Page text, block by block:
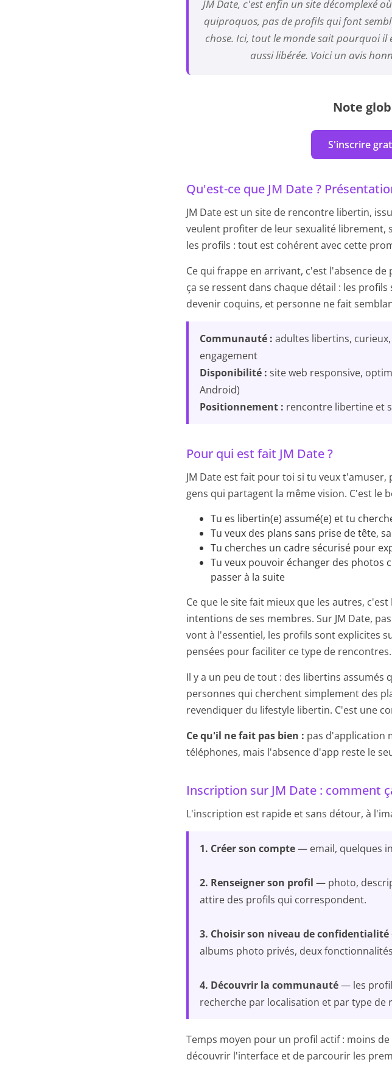
JM Date, c'est enfin un site décomplexé
quiproquos, pas de profils qui font
chose. Ici, tout le monde sait pourquoi il
aussi libérée. Voici un avis
Note
S'inscrire
Qu'est-ce que JM Date ?
JM Date est un site de rencontre libertin,
veulent profiter de leur sexualité librement,
les profils : tout est cohérent avec cette
Ce qui frappe en arrivant, c'est l'absence
ça se ressent dans chaque détail : les
devenir coquins, et personne ne fait
Communauté : adultes libertins,
engagement
Disponibilité : site web responsive,
Android)
Positionnement : rencontre libertine et
Pour qui est fait JM Date ?
JM Date est fait pour toi si tu veux
gens qui partagent la même vision. C'est le
Tu es libertin(e) assumé(e) et tu
Tu veux des plans sans prise de tête,
Tu cherches un cadre sécurisé pour
Tu veux pouvoir échanger des photos
passer à la suite
Ce que le site fait mieux que les autres,
intentions de ses membres. Sur JM Date,
vont à l'essentiel, les profils sont explicites
pensées pour faciliter ce type de rencontres.
Il y a un peu de tout : des libertins assumés
personnes qui cherchent simplement des
revendiquer du lifestyle libertin. C'est une
Ce qu'il ne fait pas bien : pas d'application
téléphones, mais l'absence d'app reste le
Inscription sur JM Date : comment
L'inscription est rapide et sans détour, à
1. Créer son compte— email, quelques
2. Renseigner son profil — photo,
attire des profils qui correspondent.
3. Choisir son niveau de confidentialité
albums photo privés, deux
4. Découvrir la communauté— les
recherche par localisation et par type de
Temps moyen pour un profil actif : moins
découvrir l'interface et de parcourir les